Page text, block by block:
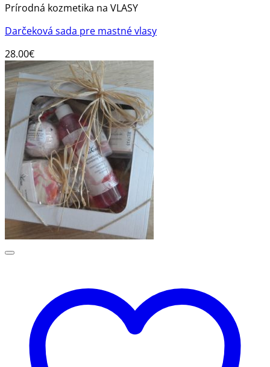
Prírodná kozmetika na VLASY
Darčeková sada pre mastné vlasy
28.00€